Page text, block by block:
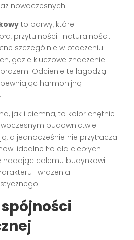
nowoczesnych.
to barwy, które
przytulności i naturalności.
szczególnie w otoczeniu
gdzie kluczowe znaczenie
Odcienie te łagodzą
harmonijną
jak i ciemna, to kolor chętnie
budownictwie.
a jednocześnie nie przytłacza
idealne tło dla ciepłych
nadając całemu budynkowi
i wrażenia